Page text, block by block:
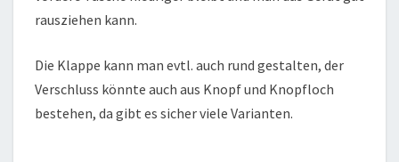
rausziehen kann.
Die Klappe kann man evtl. auch rund gestalten, der
Verschluss könnte auch aus Knopf und Knopfloch
bestehen, da gibt es sicher viele Varianten.